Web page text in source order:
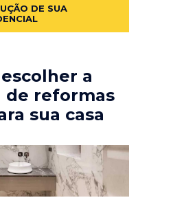
DE SUA
a
de reformas
sua casa